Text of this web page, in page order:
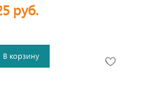
руб.
В корзину